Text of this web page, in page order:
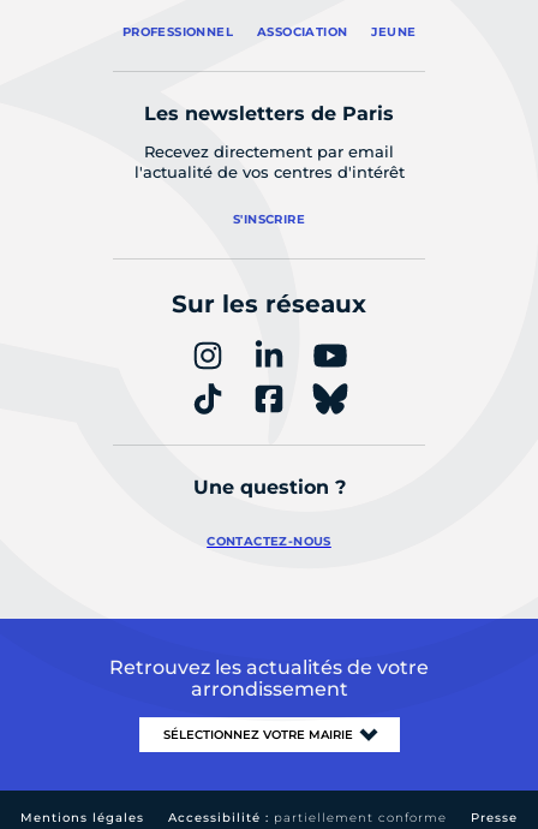
PROFESSIONNEL ASSOCIATION JEUNE
Les newsletters de Paris
Recevez directement par email
l'actualité de vos centres d'intérêt
S'INSCRIRE
Sur les réseaux
Une question ?
CONTACTEZ-NOUS
Retrouvez les actualités de votre
arrondissement
Mentions légales Accessibilité : partiellement conforme Presse